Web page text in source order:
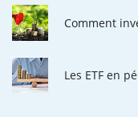
Comment
Les ETF en